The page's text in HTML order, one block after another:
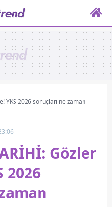
YKS 2026 sonuçları ne zaman
Gözler
2026